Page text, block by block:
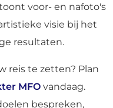
voor- en nafoto's
visie bij het
resultaten.
reis te zetten? Plan
MFO vandaag.
bespreken,